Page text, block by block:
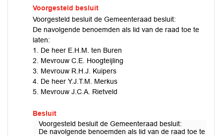
Voorgesteld besluit
Voorgesteld besluit de Gemeenteraad besluit:
De navolgende benoemden als lid van de raad toe te
laten:
1. De heer E.H.M. ten Buren
2. Mevrouw C.E. Hoogteijling
3. Mevrouw R.H.J. Kuipers
4. De heer Y.J.T.M. Merkus
5. Mevrouw J.C.A. Rietveld
Besluit
Voorgesteld besluit de Gemeenteraad besluit:
De navolgende benoemden als lid van de raad toe te